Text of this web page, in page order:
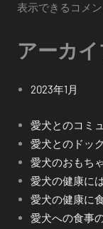
表示できるコメ
アーカ
2023年1月
愛犬とのコミ
愛犬とのドッ
愛犬のおもち
愛犬の健康に
愛犬の健康に
愛犬への食事